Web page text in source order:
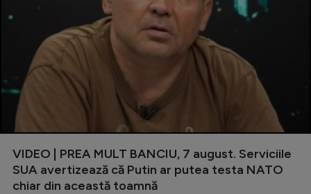
VIDEO | PREA MULT BANCIU, 7 august. Serviciile
SUA avertizează că Putin ar putea testa NATO
chiar din această toamnă